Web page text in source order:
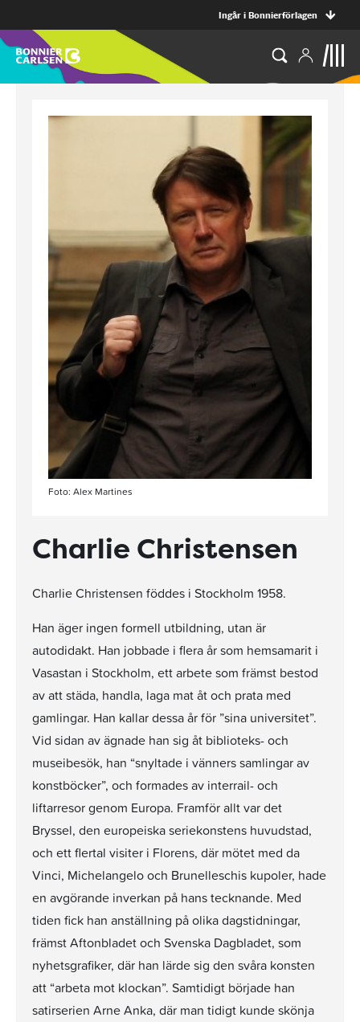
Ingår i Bonnierförlagen
Foto: Alex Martines
Charlie Christensen
Charlie Christensen föddes i Stockholm 1958.
Han äger ingen formell utbildning, utan är
autodidakt. Han jobbade i flera år som hemsamarit i
Vasastan i Stockholm, ett arbete som främst bestod
av att städa, handla, laga mat åt och prata med
gamlingar. Han kallar dessa år för ”sina universitet”.
Vid sidan av ägnade han sig åt biblioteks- och
museibesök, han “snyltade i vänners samlingar av
konstböcker”, och formades av interrail- och
liftarresor genom Europa. Framför allt var det
Bryssel, den europeiska seriekonstens huvudstad,
och ett flertal visiter i Florens, där mötet med da
Vinci, Michelangelo och Brunelleschis kupoler, hade
en avgörande inverkan på hans tecknande. Med
tiden fick han anställning på olika dagstidningar,
främst Aftonbladet och Svenska Dagbladet, som
nyhetsgrafiker, där han lärde sig den svåra konsten
att “arbeta mot klockan”. Samtidigt började han
satirserien Arne Anka, där man tidigt kunde skönja